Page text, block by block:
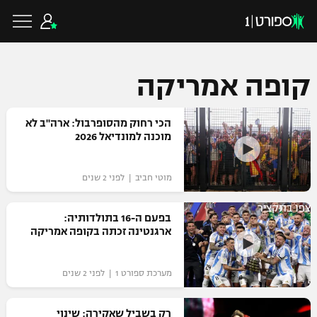
כדורגל ישראלי
ליגת העל
גביע הטוטו
ליגיונרים
גביע המדינה
כדורגל עולמי
ליגת האלופות
ליגה אירופית
ליגה אנגלית
כדורסל ישראלי
ליגת ווינר סל
ליגה לאומית
כדורסל עולמי
קופה אמריקה
הכי רחוק מהסופרבול: ארה"ב לא
מוכנה למונדיאל 2026
מוטי חביב | לפני 2 שנים
צפו בתקציר
בפעם ה-16 בתולדותיה:
ארגנטינה זכתה בקופה אמריקה
מערכת ספורט 1 | לפני 2 שנים
רק בשביל שאקירה: שינוי